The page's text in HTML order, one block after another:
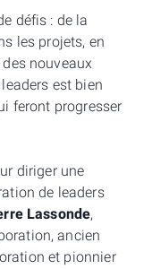
défis : de la
les projets, en
nouveaux
est bien
feront progresser
diriger une
de leaders
Lassonde,
ancien
et pionnier